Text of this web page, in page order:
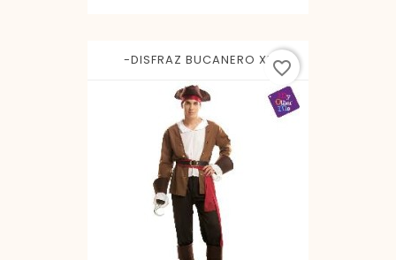
-DISFRAZ BUCANERO XL favorite_border